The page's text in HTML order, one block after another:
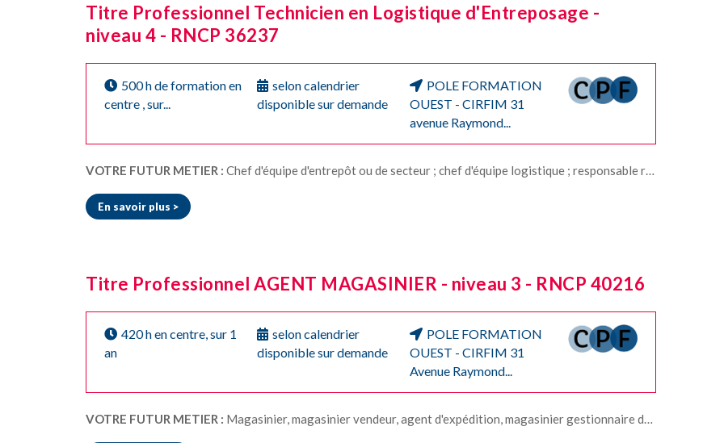
Titre Professionnel Technicien en Logistique d'Entreposage -
niveau 4 - RNCP 36237
500 h de formation en
centre , sur...
selon calendrier
disponible sur demande
POLE FORMATION
OUEST - CIRFIM 31
avenue Raymond...
VOTRE FUTUR METIER : Chef d'équipe d'entrepôt ou de secteur ; chef d'équipe logistique ; responsable réceptions ou expédition / d'équipe logistique / drive / stocks
En savoir plus >
Titre Professionnel AGENT MAGASINIER - niveau 3 - RNCP 40216
420 h en centre, sur 1
an
selon calendrier
disponible sur demande
POLE FORMATION
OUEST - CIRFIM 31
Avenue Raymond...
VOTRE FUTUR METIER : Magasinier, magasinier vendeur, agent d'expédition, magasinier gestionnaire de stock, préparateur de commandes, réceptionnaire.
une...